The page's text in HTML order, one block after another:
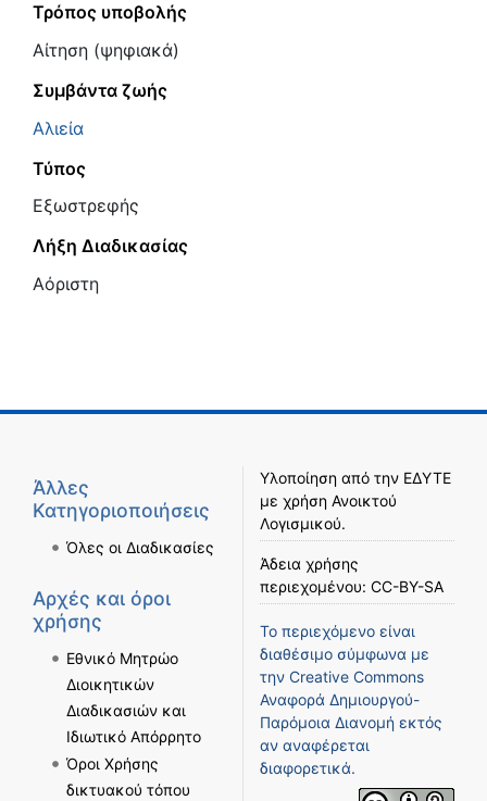
Τρόπος υποβολής
Αίτηση (ψηφιακά)
Συμβάντα ζωής
Αλιεία
Τύπος
Εξωστρεφής
Λήξη Διαδικασίας
Αόριστη
Άλλες
Κατηγοριοποιήσεις
Όλες οι Διαδικασίες
Αρχές και όροι
χρήσης
Εθνικό Μητρώο
Διοικητικών
Διαδικασιών και
Ιδιωτικό Απόρρητο
Όροι Χρήσης
δικτυακού τόπου
Υλοποίηση από την ΕΔΥΤΕ
με χρήση Ανοικτού
Λογισμικού.
Άδεια χρήσης
περιεχομένου: CC-BY-SA
Το περιεχόμενο είναι
διαθέσιμο σύμφωνα με
την Creative Commons
Αναφορά Δημιουργού-
Παρόμοια Διανομή εκτός
αν αναφέρεται
διαφορετικά.